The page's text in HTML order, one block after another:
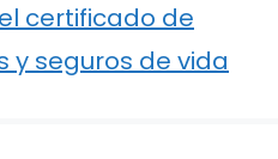
certificado de
y seguros de vida